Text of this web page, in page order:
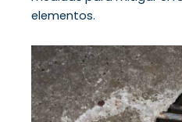
elementos.